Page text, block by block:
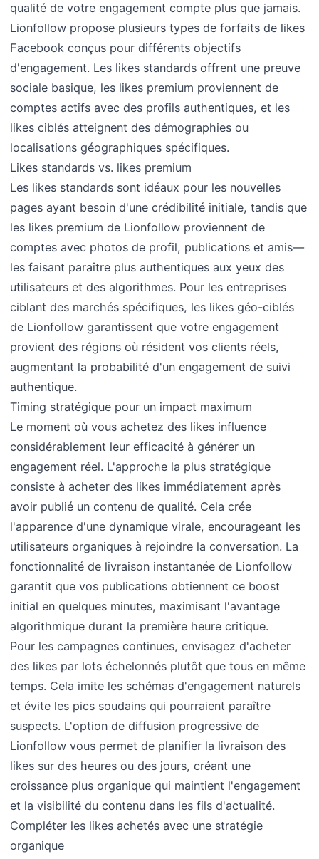
qualité de votre engagement compte plus que jamais.
Lionfollow propose plusieurs types de forfaits de likes
Facebook conçus pour différents objectifs
d'engagement. Les likes standards offrent une preuve
sociale basique, les likes premium proviennent de
comptes actifs avec des profils authentiques, et les
likes ciblés atteignent des démographies ou
localisations géographiques spécifiques.
Likes standards vs. likes premium
Les likes standards sont idéaux pour les nouvelles
pages ayant besoin d'une crédibilité initiale, tandis que
les likes premium de Lionfollow proviennent de
comptes avec photos de profil, publications et amis—
les faisant paraître plus authentiques aux yeux des
utilisateurs et des algorithmes. Pour les entreprises
ciblant des marchés spécifiques, les likes géo-ciblés
de Lionfollow garantissent que votre engagement
provient des régions où résident vos clients réels,
augmentant la probabilité d'un engagement de suivi
authentique.
Timing stratégique pour un impact maximum
Le moment où vous achetez des likes influence
considérablement leur efficacité à générer un
engagement réel. L'approche la plus stratégique
consiste à acheter des likes immédiatement après
avoir publié un contenu de qualité. Cela crée
l'apparence d'une dynamique virale, encourageant les
utilisateurs organiques à rejoindre la conversation. La
fonctionnalité de livraison instantanée de Lionfollow
garantit que vos publications obtiennent ce boost
initial en quelques minutes, maximisant l'avantage
algorithmique durant la première heure critique.
Pour les campagnes continues, envisagez d'acheter
des likes par lots échelonnés plutôt que tous en même
temps. Cela imite les schémas d'engagement naturels
et évite les pics soudains qui pourraient paraître
suspects. L'option de diffusion progressive de
Lionfollow vous permet de planifier la livraison des
likes sur des heures ou des jours, créant une
croissance plus organique qui maintient l'engagement
et la visibilité du contenu dans les fils d'actualité.
Compléter les likes achetés avec une stratégie
organique